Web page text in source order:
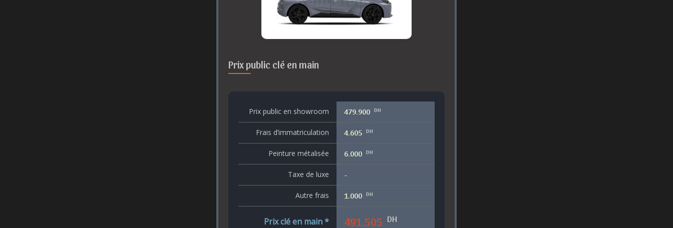
Prix public clé en main
Prix public en showroom 479.900 DH
Frais d’immatriculation 4.605 DH
Peinture métalisée 6.000 DH
Taxe de luxe -
Autre frais 1.000 DH
Prix clé en main * 491.505 DH